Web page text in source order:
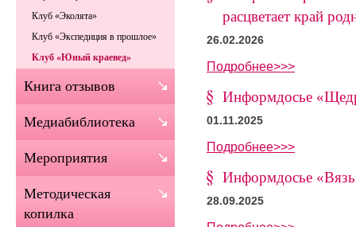
расцветает край
26.02.2026
Подробнее>>>
Информдосье
01.11.2025
Подробнее>>>
Информдосье
28.09.2025
Клуб «Эколята»
Клуб «Экспедиция в прошлое»
Клуб «Юный краевед»
Книга отзывов
Медиабиблиотека
Мероприятия
Методическая
копилка